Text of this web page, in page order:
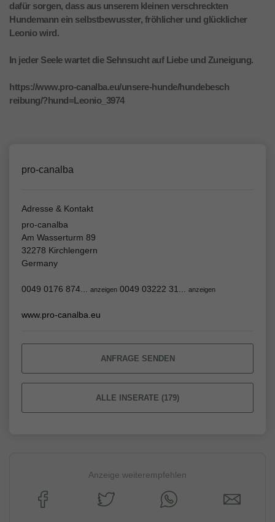
dafür sorgen, dass aus unserem kleinen verschreckten
Hundemann ein selbstbewusster, fröhlicher und glücklicher
Leonio wird.
In jeder Seele wartet die Sehnsucht auf Liebe und Zuneigung.
https://www.pro-canalba.eu/unsere-hunde/hundebesch
reibung/?hund=Leonio_3974
pro-canalba
Adresse & Kontakt
pro-canalba
Am Wasserturm 89
32278 Kirchlengern
Germany
0049 0176 874... anzeigen 0049 03222 31... anzeigen
www.pro-canalba.eu
ANFRAGE SENDEN
ALLE INSERATE (179)
Anzeige weiterempfehlen